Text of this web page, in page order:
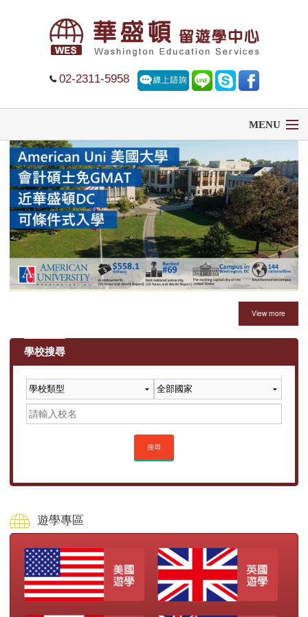
02-2311-5958
MENU
首頁
留學
遊學
菁英中學
申請清單
常見問題
View more
學校搜尋
搜尋
遊學專區